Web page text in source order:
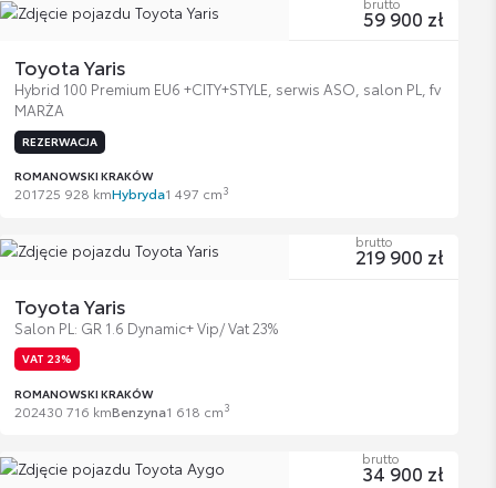
Toyota Yaris
Hybrid 100 Premium EU6 +CITY+STYLE, serwis ASO, salon PL, fv
MARŻA
REZERWACJA
ROMANOWSKI KRAKÓW
201725 928 kmHybryda1 497 cm3
59 900 zł
Toyota Yaris
Salon PL: GR 1.6 Dynamic+ Vip/ Vat 23%
VAT 23%
ROMANOWSKI KRAKÓW
202430 716 kmBenzyna1 618 cm3
brutto
219 900 zł
brutto
34 900 zł